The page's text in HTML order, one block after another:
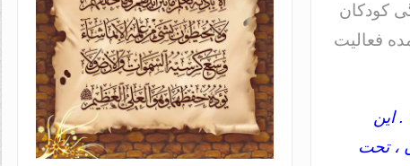
کودکان
، عمده فعالیت
. این
، تحت
یاد او که دغدغه سلامت قلم
داشت / طاهره سادات حمیدی